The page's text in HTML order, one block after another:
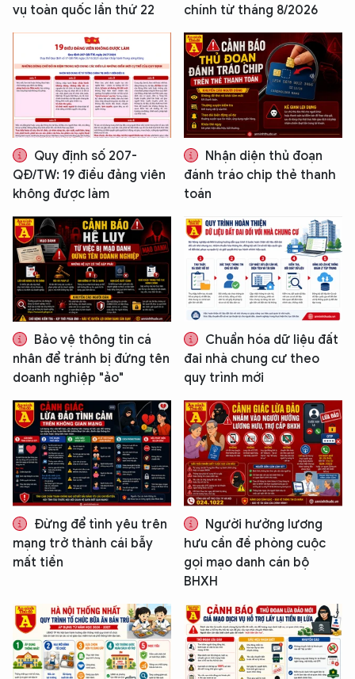
vụ toàn quốc lần thứ 22
chính từ tháng 8/2026
Quy định số 207-
QĐ/TW: 19 điều đảng viên
không được làm
Nhận diện thủ đoạn
đánh tráo chip thẻ thanh
toán
Bảo vệ thông tin cá
nhân để tránh bị đứng tên
doanh nghiệp "ảo"
Chuẩn hóa dữ liệu đất
đai nhà chung cư theo
quy trình mới
Đừng để tình yêu trên
mạng trở thành cái bẫy
mất tiền
Người hưởng lương
hưu cần đề phòng cuộc
gọi mạo danh cán bộ
BHXH